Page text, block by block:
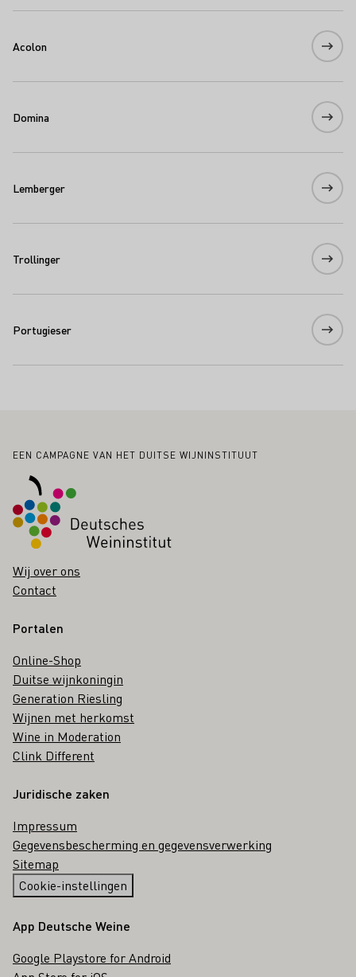
Acolon
Domina
Lemberger
Trollinger
Portugieser
Voettekst
EEN CAMPAGNE VAN HET DUITSE WIJNINSTITUUT
Wij over ons
Contact
Portalen
Online-Shop
Duitse wijnkoningin
Generation Riesling
Wijnen met herkomst
Wine in Moderation
Clink Different
Juridische zaken
Impressum
Gegevensbescherming en gegevensverwerking
Sitemap
Cookie-instellingen
App Deutsche Weine
Google Playstore for Android